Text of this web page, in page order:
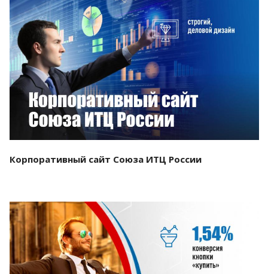
Смотреть проект
Корпоративный сайт Союза ИТЦ России